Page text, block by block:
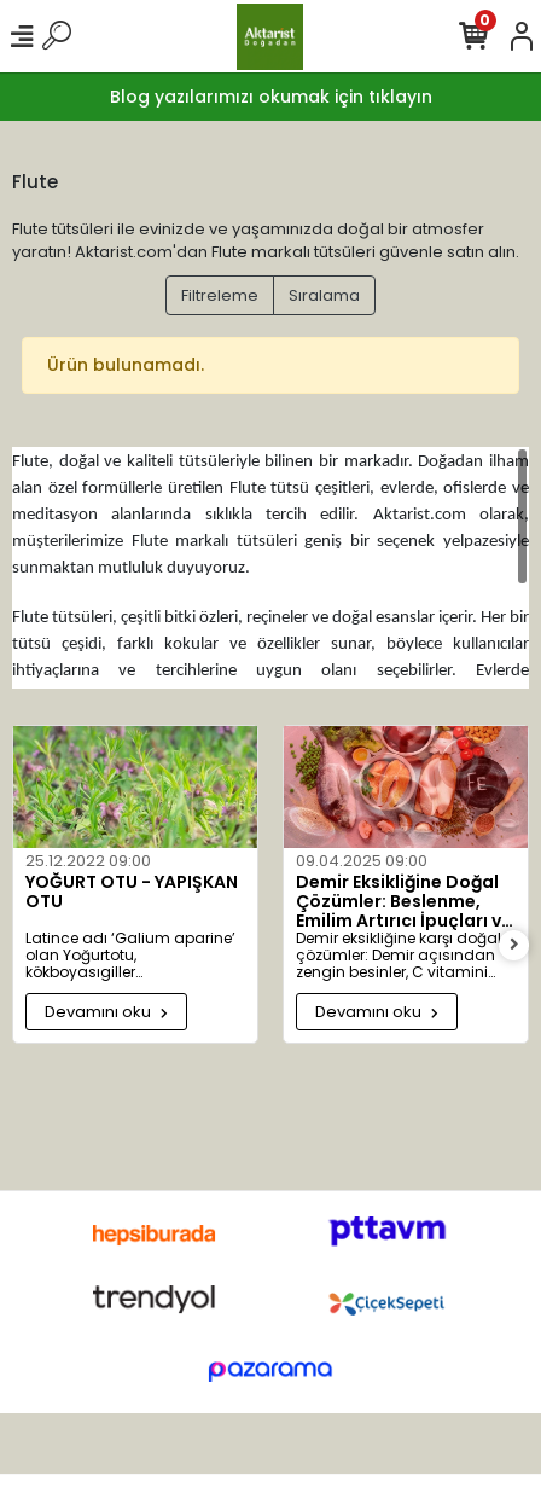
Blog yazılarımızı okumak için tıklayın
0
Flute
Flute tütsüleri ile evinizde ve yaşamınızda doğal bir atmosfer
yaratın! Aktarist.com'dan Flute markalı tütsüleri güvenle satın alın.
Filtreleme
Sıralama
Ürün bulunamadı.
Flute, doğal ve kaliteli tütsüleriyle bilinen bir markadır. Doğadan ilham
alan özel formüllerle üretilen Flute tütsü çeşitleri, evlerde, ofislerde ve
meditasyon alanlarında sıklıkla tercih edilir. Aktarist.com olarak,
müşterilerimize Flute markalı tütsüleri geniş bir seçenek yelpazesiyle
sunmaktan mutluluk duyuyoruz.
Flute tütsüleri, çeşitli bitki özleri, reçineler ve doğal esanslar içerir. Her bir
tütsü çeşidi, farklı kokular ve özellikler sunar, böylece kullanıcılar
ihtiyaçlarına ve tercihlerine uygun olanı seçebilirler. Evlerde
meditasyon ve yoga pratiği sırasında odaklanmayı artırabilirler.
Aktarist.com üzerinden Flute markalı tütsüleri satın alarak, doğal ve
kaliteli ürünlere kolayca ulaşabilirsiniz. Evlerinizi ve yaşam alanlarınızı
Flute tütsüleri ile doldurarak doğanın huzur veren enerjisinden
faydalanın!
25.12.2022 09:00
YOĞURT OTU - YAPIŞKAN
OTU
Latince adı ‘Galium aparine’
olan Yoğurtotu,
kökboyasıgiller
familyasındandır. ‘Galium’
kelimesi ‘gala’ kelimesinden
türemiştir. Süt anlamına gelir.
Yoğurtotu eskiden peynir
çiçekleri salkım şeklinde,
Devamını oku
09.04.2025 09:00
Demir Eksikliğine Doğal
Çözümler: Beslenme,
Emilim Artırıcı İpuçları ve
Bitkisel Destekler
Demir eksikliğine karşı doğal
çözümler: Demir açısından
zengin besinler, C vitamini
takviyesi ve bitkisel desteklerle
sağlıklı kan üretimi.
Devamını oku